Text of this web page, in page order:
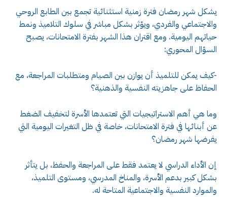
يشكل شهر رمضان فترة زمنية استثنائية تجمع بين الطابع الروحي
والاجتماعي والفردي، ويؤثر بشكل مباشر في سلوك التلاميذ ونمط
حياتهم اليومية. ومع اقتران هذا الشهر بفترة الامتحانات، يصبح
السؤال المحوري:
-كيف يمكن للتلميذ أن يوازن بين الصيام ومتطلبات المراجعة، مع
الحفاظ على جاهزيته النفسية والذهنية؟
وما هي أهم الاستراتيجيات التي تعتمدها الأسرة لتخفيف الضغط
عن أبنائها في فترة الامتحانات، خاصة في ظل التغيرات اليومية التي
يفرضها شهر رمضان؟
إن الأداء الدراسي لا يعتمد فقط على المراجعة والحفظ، بل يتأثر
بشكل كبير بدعم الأسرة، والمناخ المدرسي، ومستوى التلميذ،
والموارد النفسية والاجتماعية المتاحة له.